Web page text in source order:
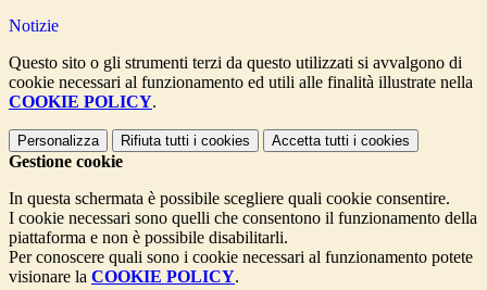
Notizie
Questo sito o gli strumenti terzi da questo utilizzati si avvalgono di
cookie necessari al funzionamento ed utili alle finalità illustrate nella
COOKIE POLICY.
Personalizza Rifiuta tutti i cookies Accetta tutti i cookies
Gestione cookie
In questa schermata è possibile scegliere quali cookie consentire.
I cookie necessari sono quelli che consentono il funzionamento della
piattaforma e non è possibile disabilitarli.
Per conoscere quali sono i cookie necessari al funzionamento potete
visionare la COOKIE POLICY.